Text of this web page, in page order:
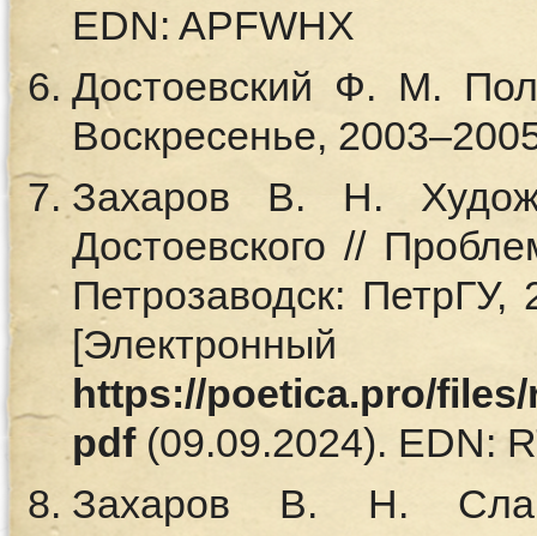
EDN: APFWHX
Достоевский Ф. М.
Воскресенье,
Захаров В. Н.
Достоевского //
Петрозаводск:
https://poetica.pro/
pdf(09.09.2024). EDN:
Захаров В. Н.